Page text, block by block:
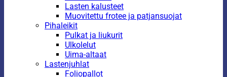
Lasten kalusteet
Muovitettu frotee ja patjansuojat
Pihaleikit
Pulkat ja liukurit
Ulkolelut
Uima-altaat
Lastenjuhlat
Foliopallot